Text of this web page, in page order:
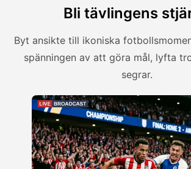
Bli tävlingens
Byt ansikte till ikoniska
spänningen av att göra mål, lyfta
segrar.